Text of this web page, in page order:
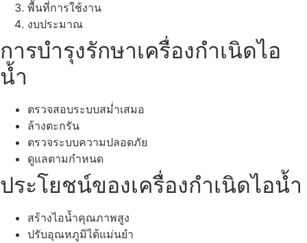
พื้นที่การใช้งาน
งบประมาณ
การบำรุงรักษาเครื่องกำเนิดไอ
น้ำ
ตรวจสอบระบบสม่ำเสมอ
ล้างตะกรัน
ตรวจระบบความปลอดภัย
ดูแลตามกำหนด
ประโยชน์ของเครื่องกำเนิดไอน้ำ
สร้างไอน้ำคุณภาพสูง
ปรับอุณหภูมิได้แม่นยำ